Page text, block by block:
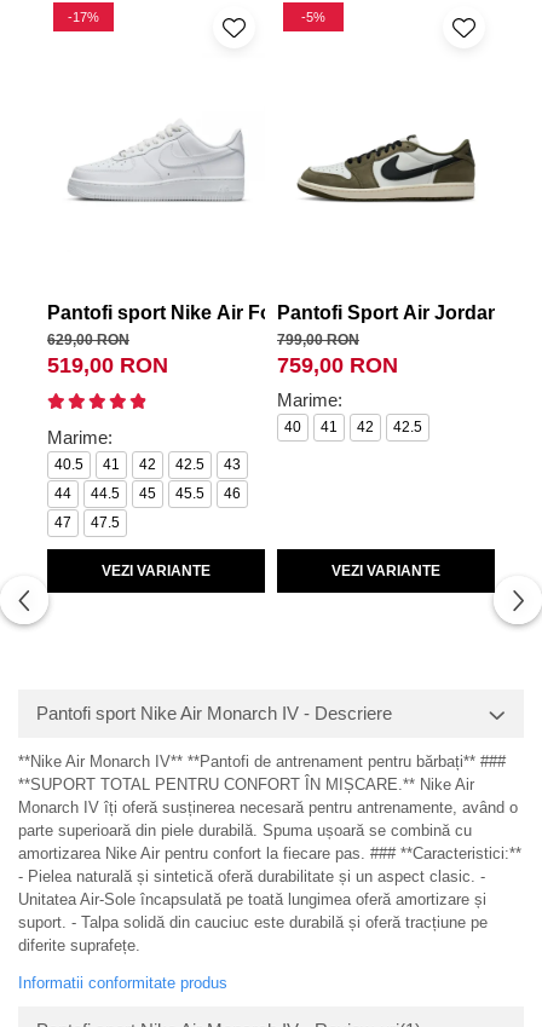
-17%
Pantofi sport Nike Air Force 1 '07
629,00 RON
519,00 RON
Marime:
40.5 41 42 42.5
43
44
44.5 45 45.5
46
47
47.5
VEZI VARIANTE
-5%
Pantofi Sport Air Jordan 1
799,00 RON
759,00 RON
Marime:
40 41 42 42.5
VEZI VARIANTE
Pantofi sport Nike Air Monarch IV - Descriere
**Nike Air Monarch IV** **Pantofi de antrenament pentru bărbați** ###
**SUPORT TOTAL PENTRU CONFORT ÎN MIȘCARE.** Nike Air
Monarch IV îți oferă susținerea necesară pentru antrenamente, având o
parte superioară din piele durabilă. Spuma ușoară se combină cu
amortizarea Nike Air pentru confort la fiecare pas. ### **Caracteristici:**
- Pielea naturală și sintetică oferă durabilitate și un aspect clasic. -
Unitatea Air-Sole încapsulată pe toată lungimea oferă amortizare și
suport. - Talpa solidă din cauciuc este durabilă și oferă tracțiune pe
diferite suprafețe.
Informatii conformitate produs